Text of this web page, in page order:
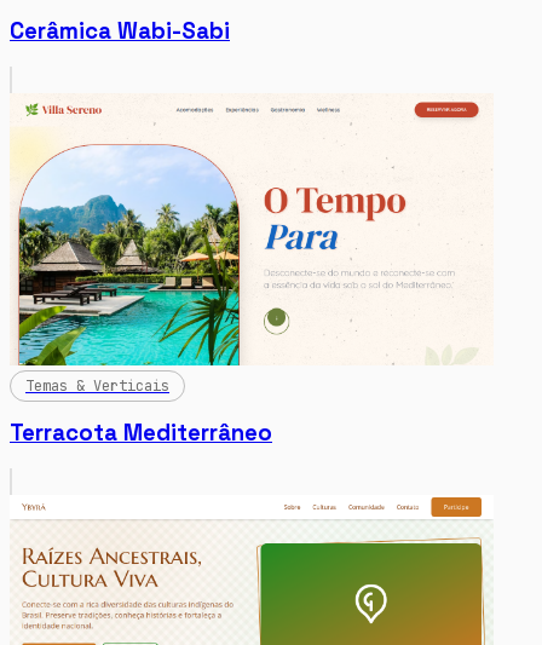
Cerâmica Wabi-Sabi
Temas & Verticais
Terracota Mediterrâneo